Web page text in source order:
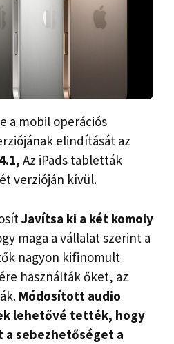
a mobil operációs
elindítását az
Az iPads tabletták
verzióján kívül.
Javítsa ki a két komoly
maga a vállalat szerint a
nagyon kifinomult
használták őket, az
Módosított audio
lehetővé tették, hogy
a sebezhetőséget a